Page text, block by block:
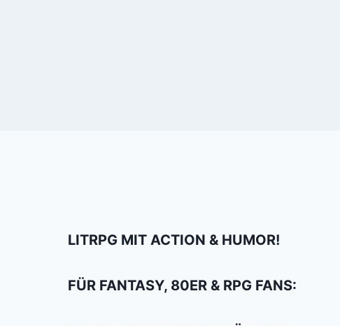
LITRPG MIT ACTION & HUMOR!
FÜR FANTASY, 80ER & RPG FANS: